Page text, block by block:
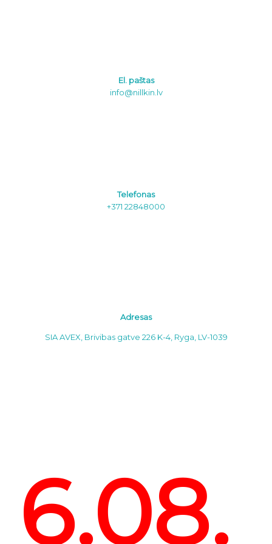
El. paštas
info@nillkin.lv
Telefonas
+371 22848000
Adresas
SIA AVEX, Brivibas gatve 226 K-4, Ryga, LV-1039
6.08.